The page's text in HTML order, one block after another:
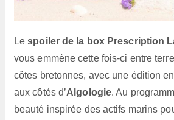
Lespoiler de la box Prescription
vous emmène cette fois-ci entre
côtes bretonnes, avec une édition
aux côtés d’Algologie. Au
beauté inspirée des actifs marins